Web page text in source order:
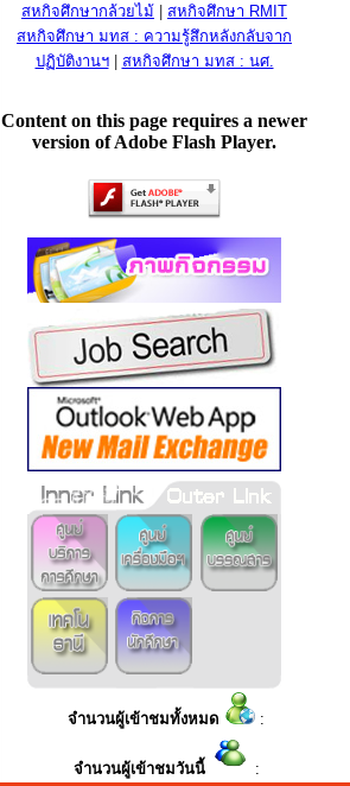
สหกิจศึกษากล้วยไม้
สหกิจศึกษา RMIT
สหกิจศึกษา มทส : ความรู้สึกหลังกลับจาก
ปฏิบัติงานฯ| สหกิจศึกษา มทส : นศ.
Content on this page requires a newer
version of Adobe Flash Player.
จำนวนผู้เข้าชมทั้งหมด :
จำนวนผู้เข้าชมวันนี้ :